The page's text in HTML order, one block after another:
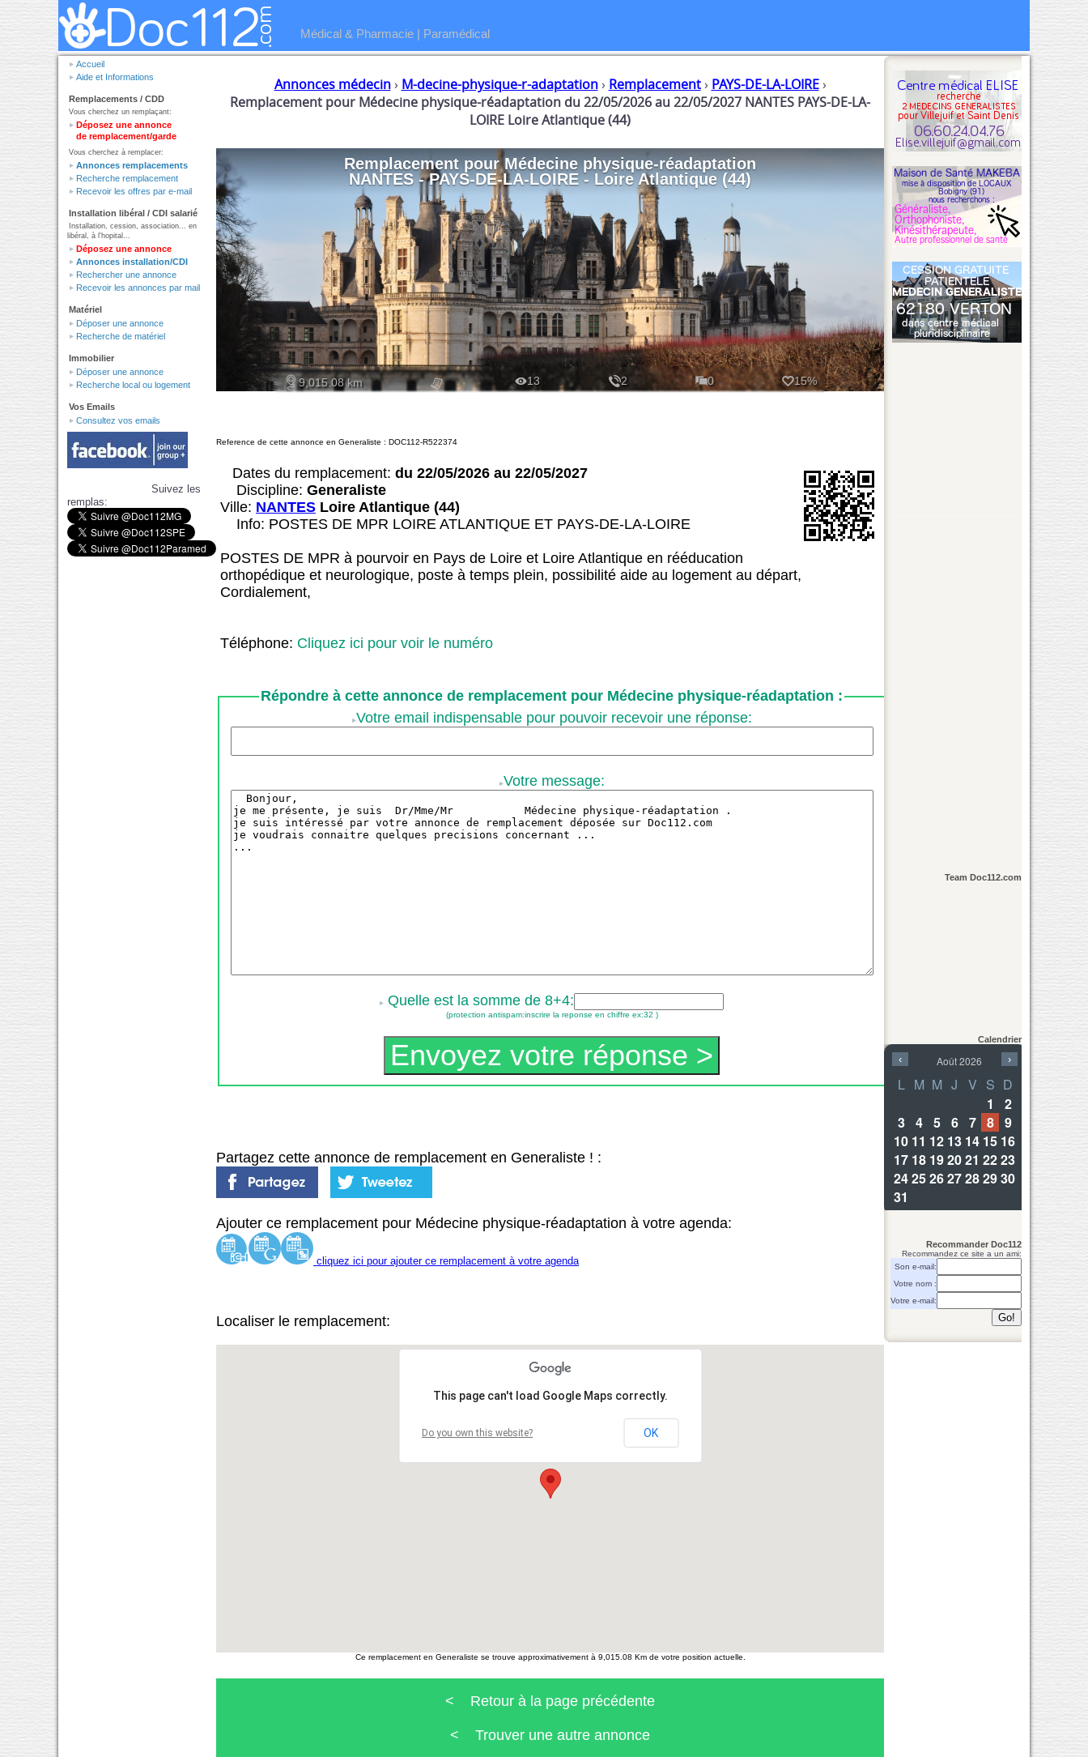
Médical & Pharmacie | Paramédical
Accueil
Aide et Informations
Remplacements / CDD
Vous cherchez un remplaçant:
Déposez une annonce
de remplacement/garde
Vous cherchez à remplacer:
Annonces remplacements
Recherche remplacement
Recevoir les offres par e-mail
Installation libéral / CDI salarié
Installation, cession, association... en
libéral, à l'hopital...
Déposez une annonce
Annonces installation/CDI
Rechercher une annonce
Recevoir les annonces par mail
Matériel
Déposer une annonce
Recherche de matériel
Immobilier
Déposer une annonce
Recherche local ou logement
Vos Emails
Consultez vos emails
Suivez les
remplas:
Annonces médecin › M-decine-physique-r-adaptation › Remplacement › PAYS-DE-LA-LOIRE ›
Remplacement pour Médecine physique-réadaptation du 22/05/2026 au 22/05/2027 NANTES PAYS-DE-LA-
LOIRE Loire Atlantique (44)
RemplacementpourMédecine physique-réadaptation
NANTES - PAYS-DE-LA-LOIRE - Loire Atlantique (44)
9,015.08 km 13 2 0 15%
Reference de cette annonce en Generaliste : DOC112-R522374
Dates du remplacement: du 22/05/2026 au 22/05/2027
Discipline: Generaliste
Ville: NANTES Loire Atlantique (44)
Info: POSTES DE MPR LOIRE ATLANTIQUE ET PAYS-DE-LA-LOIRE
POSTES DE MPR à pourvoir en Pays de Loire et Loire Atlantique en rééducation
orthopédique et neurologique, poste à temps plein, possibilité aide au logement au départ,
Cordialement,
Téléphone: Cliquez ici pour voir le numéro
Répondre à cette annonce de remplacement pour Médecine physique-réadaptation :
Votre email indispensable pour pouvoir recevoir une réponse:
Votre message:
Quelle est la somme de 8+4:
(protection antispam:inscrire la reponse en chiffre ex:32 )
Partagez cette annonce de remplacement en Generaliste ! :
Ajouter ce remplacement pour Médecine physique-réadaptation à votre agenda:
cliquez ici pour ajouter ce remplacement à votre agenda
Localiser le remplacement:
This page can't load Google Maps correctly.
Do you own this website? OK
Ce remplacement en Generaliste se trouve approximativement à 9,015.08 Km de votre position actuelle.
< Retour à la page précédente
< Trouver une autre annonce
Team Doc112.com
Calendrier
Recommander Doc112
Recommandez ce site a un ami:
Son e-mail:
Votre nom :
Votre e-mail: